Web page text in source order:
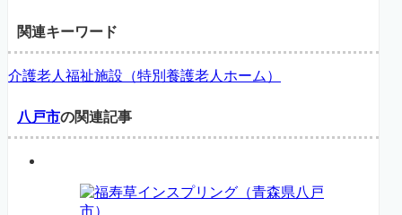
関連キーワード
介護老人福祉施設（特別養護老人ホーム）
八戸市の関連記事